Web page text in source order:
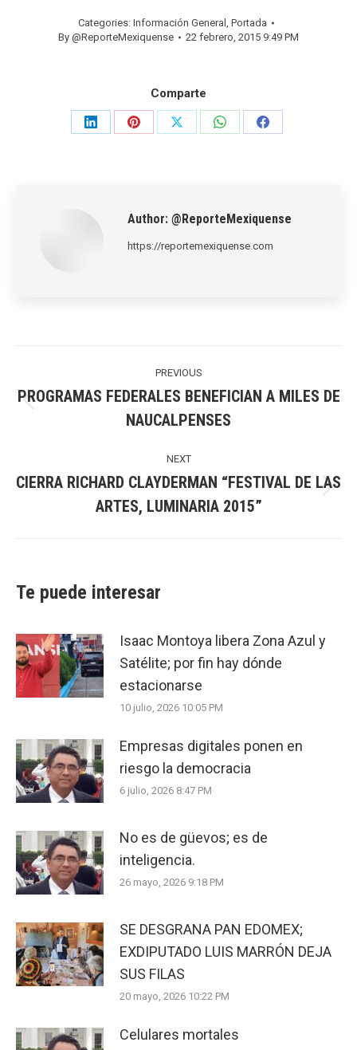
Categories: Información General , Portada
By @ReporteMexiquense 22 febrero, 2015 9:49 PM
Comparte
Share
Share
Share
Share
Share
Author: @ReporteMexiquense
https://reportemexiquense.com
PREVIOUS
post:
PROGRAMAS FEDERALES BENEFICIAN A MILES DE
NAUCALPENSES
NEXT
post:
CIERRA RICHARD CLAYDERMAN “FESTIVAL DE LAS
ARTES, LUMINARIA 2015”
Te puede interesar
Isaac Montoya libera Zona Azul y
Satélite; por fin hay dónde
estacionarse
10 julio, 2026 10:05 PM
Empresas digitales ponen en
riesgo la democracia
6 julio, 2026 8:47 PM
No es de güevos; es de
inteligencia.
26 mayo, 2026 9:18 PM
SE DESGRANA PAN EDOMEX;
EXDIPUTADO LUIS MARRÓN DEJA
SUS FILAS
20 mayo, 2026 10:22 PM
Celulares mortales